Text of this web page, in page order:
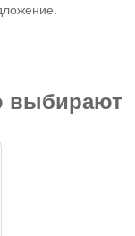
выбирают